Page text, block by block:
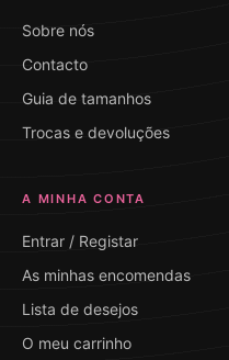
Sobre nós
Contacto
Guia de tamanhos
Trocas e devoluções
A MINHA CONTA
Entrar / Registar
As minhas encomendas
Lista de desejos
O meu carrinho